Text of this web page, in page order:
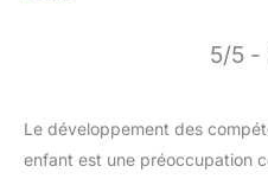
5/5 -
Le développement des
enfant est une préoccupation